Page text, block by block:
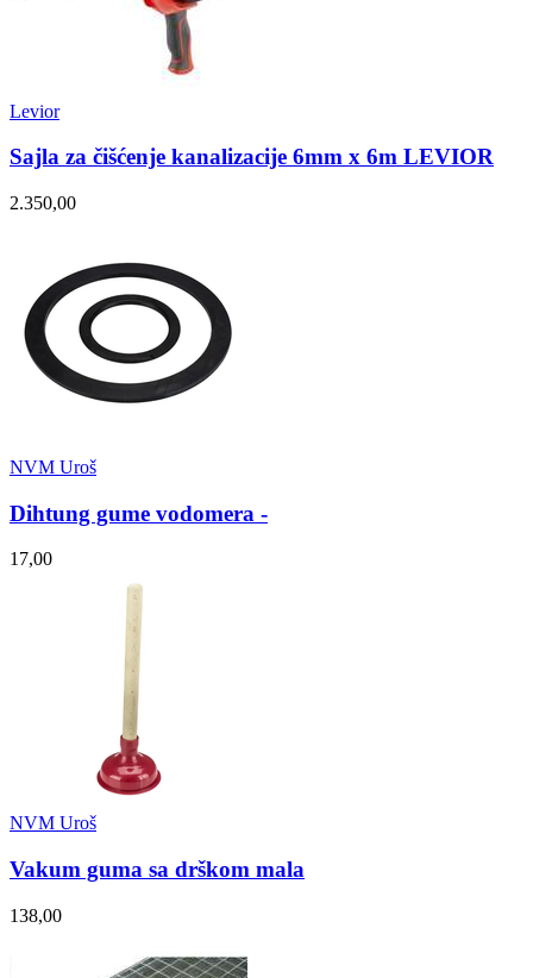
Levior
Sajla za čišćenje kanalizacije 6mm x 6m LEVIOR
2.350,00
NVM Uroš
Dihtung gume vodomera -
17,00
NVM Uroš
Vakum guma sa drškom mala
138,00